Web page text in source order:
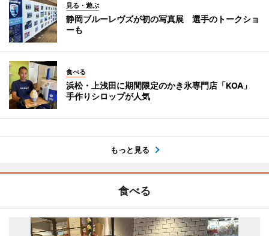
見る・遊ぶ
静岡ブルーレヴズが初の写真展 選手のトークショ
ーも
食べる
浜松・上浅田に期間限定のかき氷専門店「KOA」
手作りシロップが人気
もっと見る
食べる